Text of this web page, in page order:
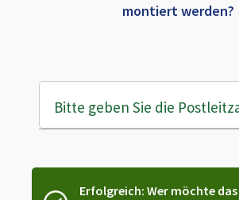
montiert werden?
Bitte geben Sie die
Erfolgreich: Wer möchte